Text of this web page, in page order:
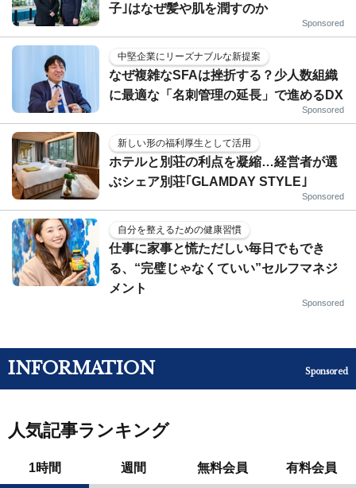
子｣はなぜ髪や肌を潤すのか
Sponsored
中堅企業にリーズナブルな新提案
なぜ複雑なSFAは挫折する？少人数組織
に最適な「名刺管理の延長」で進めるDX
Sponsored
新しい形の福利厚生として活用
ホテルと別荘の利点を凝縮…経営者が選
ぶシェア別荘｢GLAMDAY STYLE｣
Sponsored
自分を整えるための健康習慣
仕事に家事と慌ただしい毎日でもでき
る、“完璧じゃなくていい”セルフマネジ
メント
Sponsored
INFORMATION Sponsored
人気記事ランキング
1時間 週間 無料会員 有料会員